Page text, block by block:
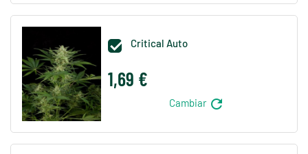
 Critical Auto
1,69 €
Cambiar refresh